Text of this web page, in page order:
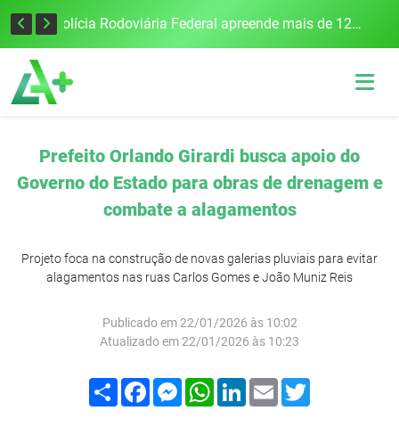
Tecnologia inovadora desenvolvida na UFSM/FW utiliza drones e IA para monitorar a qualidade da água Polícia Rodoviária Federal apreende mais de 120 quilos de maconha na BR-386, em Frederico Westphalen
Prefeito Orlando Girardi busca apoio do
Governo do Estado para obras de drenagem e
combate a alagamentos
Projeto foca na construção de novas galerias pluviais para evitar
alagamentos nas ruas Carlos Gomes e João Muniz Reis
Publicado em 22/01/2026 às 10:02
Atualizado em 22/01/2026 às 10:23
Compartilhar
FacebookMessenger
WhatsApp
LinkedIn
Email